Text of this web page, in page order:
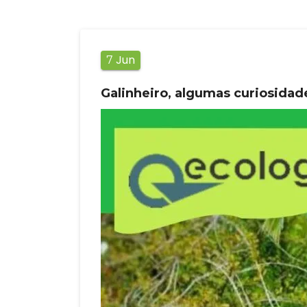
7 Jun
Galinheiro, algumas